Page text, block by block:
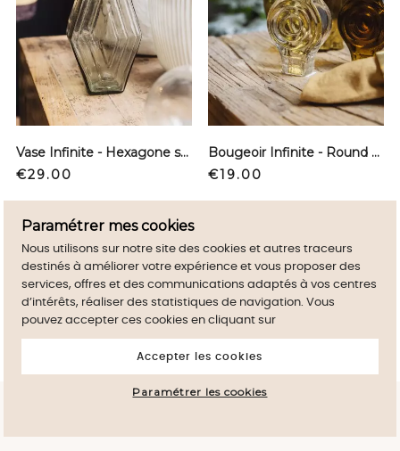
Vase Infinite - Hexagone smokey green
Price
€29.00
Bougeoir Infinite - Round clear
Price
€19.00
Paramétrer mes cookies
Nous utilisons sur notre site des cookies et autres traceurs
destinés à améliorer votre expérience et vous proposer des
services, offres et des communications adaptés à vos centres
d’intérêts, réaliser des statistiques de navigation. Vous
pouvez accepter ces cookies en cliquant sur
Accepter les cookies
Paramétrer les cookies